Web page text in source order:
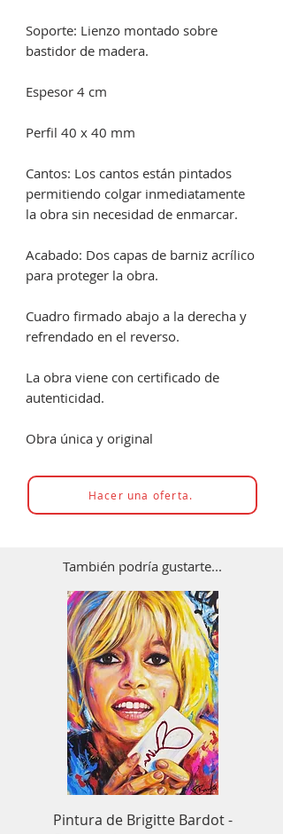
Soporte: Lienzo montado sobre
bastidor de madera.
Espesor 4 cm
Perfil 40 x 40 mm
Cantos: Los cantos están pintados
permitiendo colgar inmediatamente
la obra sin necesidad de enmarcar.
Acabado: Dos capas de barniz acrílico
para proteger la obra.
Cuadro firmado abajo a la derecha y
refrendado en el reverso.
La obra viene con certificado de
autenticidad.
Obra única y original
Hacer una oferta.
También podría gustarte...
Pintura de Brigitte Bardot -